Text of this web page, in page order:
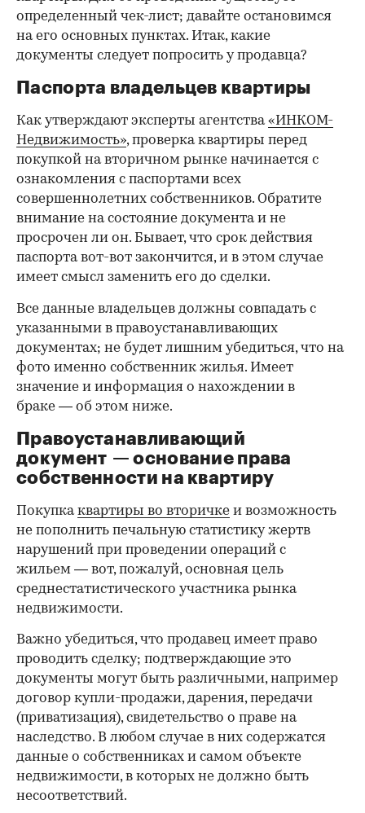
определенный чек-лист; давайте остановимся
на его основных пунктах. Итак, какие
документы следует попросить у продавца?
Паспорта владельцев квартиры
Как утверждают эксперты агентства«ИНКОМ-
Недвижимость», проверка квартиры перед
покупкой на вторичном рынке начинается с
ознакомления с паспортами всех
совершеннолетних собственников. Обратите
внимание на состояние документа и не
просрочен ли он. Бывает, что срок действия
паспорта вот-вот закончится, и в этом случае
имеет смысл заменить его до сделки.
00:00 / 00:00
Все данные владельцев должны совпадать с
указанными в правоустанавливающих
документах; не будет лишним убедиться, что на
фото именно собственник жилья. Имеет
значение и информация о нахождении в
браке — об этом ниже.
Правоустанавливающий
документ — основание права
собственности на квартиру
Покупкаквартиры во вторичке и возможность
не пополнить печальную статистику жертв
нарушений при проведении операций с
жильем — вот, пожалуй, основная цель
среднестатистического участника рынка
недвижимости.
Важно убедиться, что продавец имеет право
проводить сделку; подтверждающие это
документы могут быть различными, например
договор купли-продажи, дарения, передачи
(приватизация), свидетельство о праве на
наследство. В любом случае в них содержатся
данные о собственниках и самом объекте
недвижимости, в которых не должно быть
несоответствий.